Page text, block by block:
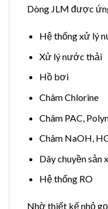
Dòng JLM được
Hệ thống xử lý
Xử lý nước thải
Hồ bơi
Châm Chlorine
Châm PAC,
Châm NaOH,
Dây chuyền sản
Hệ thống RO
Nhờ thiết kế nhỏ